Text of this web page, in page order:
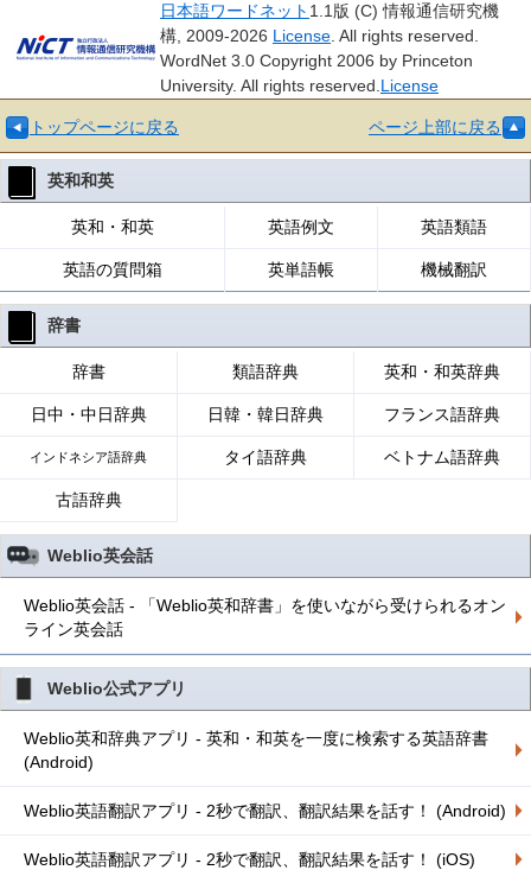
日本語ワードネット 1.1版 (C) 情報通信研究機
構, 2009-2026 License . All rights reserved.
WordNet 3.0 Copyright 2006 by Princeton
University. All rights reserved. License
トップページに戻る ページ上部に戻る
英和和英
英和・和英 英語例文 英語類語
英語の質問箱 英単語帳 機械翻訳
辞書
辞書 類語辞典 英和・和英辞典
日中・中日辞典 日韓・韓日辞典 フランス語辞典
インドネシア語辞典 タイ語辞典 ベトナム語辞典
古語辞典
Weblio英会話
Weblio英会話 - 「Weblio英和辞書」を使いながら受けられるオン
ライン英会話
Weblio公式アプリ
Weblio英和辞典アプリ - 英和・和英を一度に検索する英語辞書
(Android)
Weblio英語翻訳アプリ - 2秒で翻訳、翻訳結果を話す！ (Android)
Weblio英語翻訳アプリ - 2秒で翻訳、翻訳結果を話す！ (iOS)